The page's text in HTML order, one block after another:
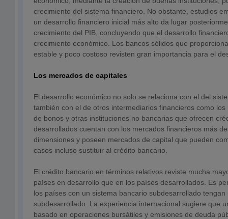
crecimiento del sistema financiero. No obstante, estudios
un desarrollo financiero inicial más alto da lugar
crecimiento del PIB, concluyendo que el desarrollo
crecimiento económico. Los bancos sólidos que
estable y poco costoso revisten gran importancia para el
Los mercados de capitales
El desarrollo económico no solo se relaciona con el del
también con el de otros intermediarios financieros como
de bonos y otras instituciones no bancarias que ofrecen
desarrollados cuentan con los mercados financieros más
dimensiones y poseen mercados de capital que pueden
casos incluso sustituir al crédito bancario.
El crédito bancario en términos relativos reviste mucha
países en desarrollo que en los países desarrollados. Es
los países con un sistema bancario subdesarrollado
subdesarrollado. La experiencia internacional sugiere que
basado en operaciones bursátiles y emisiones de deuda